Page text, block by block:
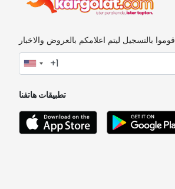
قوموا بالتسجيل ليتم اعلامكم بالعروض والاخبار
تطبيقات هاتفنا